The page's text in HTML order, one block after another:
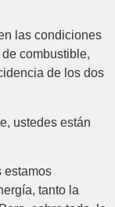
las condiciones
combustible,
de los dos
ustedes están
estamos
tanto la